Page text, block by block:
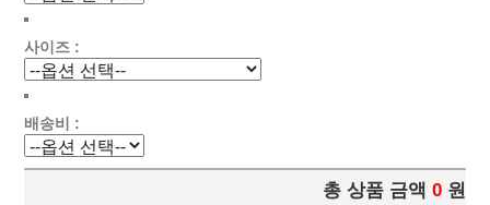
사이즈 :
배송비 :
총 상품 금액 0 원